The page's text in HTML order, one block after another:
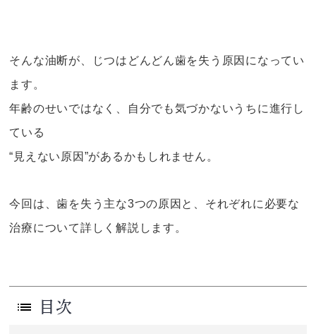
そんな油断が、じつはどんどん歯を失う原因になってい
ます。
年齢のせいではなく、自分でも気づかないうちに進行し
ている
“見えない原因”があるかもしれません。
今回は、歯を失う主な3つの原因と、それぞれに必要な
治療について詳しく解説します。
目次